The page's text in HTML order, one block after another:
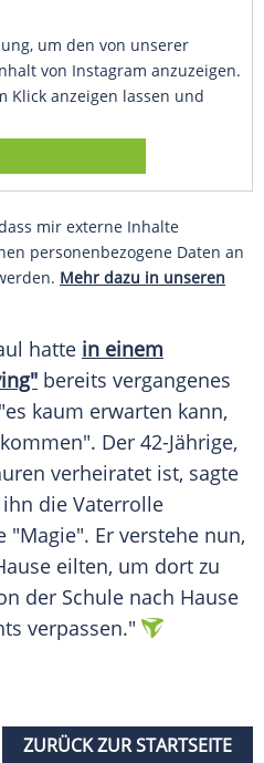
um den von unserer
von Instagram anzuzeigen.
Klick anzeigen lassen und
mir externe Inhalte
personenbezogene Daten an
Mehr dazu in unseren
hatte in einem
bereits vergangenes
kaum erwarten kann,
Der 42-Jährige,
verheiratet ist, sagte
die Vaterrolle
"Magie". Er verstehe nun,
eilten, um dort zu
der Schule nach Hause
verpassen."
ZURÜCK ZUR STARTSEITE